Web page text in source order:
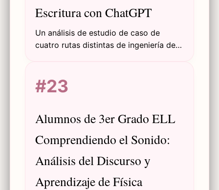
Escritura con ChatGPT
Un análisis de estudio de caso de
cuatro rutas distintas de ingeniería de
ChatGPT para tareas de escritura.
#23
Alumnos de 3er Grado ELL
Comprendiendo el Sonido:
Análisis del Discurso y
Aprendizaje de Física